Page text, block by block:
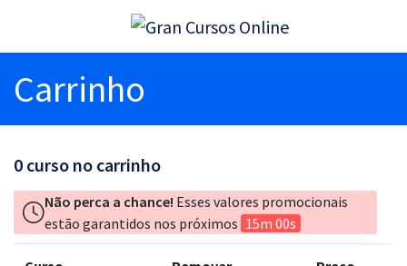
Carrinho
0 curso no carrinho
Não perca a chance! Esses valores promocionais
estão garantidos nos próximos 15m 00s